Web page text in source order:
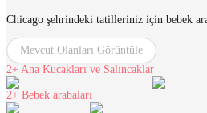
Chicago şehrindeki tatilleriniz için bebek
Mevcut Olanları Görüntüle
2+ Ana Kucakları ve Salıncaklar
2+ Bebek arabaları